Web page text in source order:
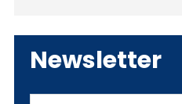
Newsletter